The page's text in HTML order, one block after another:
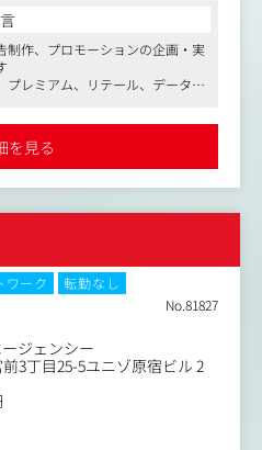
動しますが、広告・プロモー
トワークから、企画立案、コ
施策展開までをお任せいたし
メンバーや複数のステークホ
の事業強化とクリエイティブ
きます。
独自クライアントも含む）
ケーション戦略の立案と実行
るクリエイティブコンセプト
ルダーとの連携
作、プロモーションの企画・実
レミアム、リテール、データビ
多数。面接対策情報など充実し
す
を見る
ワーク
転勤なし
No.81827
ジェンシー
3丁目25-5ユニゾ原宿ビル 2